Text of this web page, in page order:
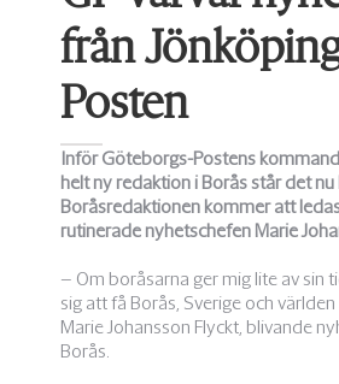
från
Posten
Inför Göteborgs-Postens
helt ny redaktion i Borås står det
Boråsredaktionen kommer att
rutinerade nyhetschefen Marie
– Om boråsarna ger mig lite av sin
sig att få Borås, Sverige och
Marie Johansson Flyckt, blivande
Borås.